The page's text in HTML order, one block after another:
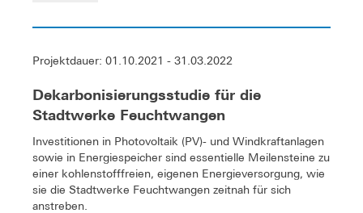
Projektdauer: 01.10.2021 - 31.03.2022
Dekarbonisierungsstudie für die
Stadtwerke Feuchtwangen
Investitionen in Photovoltaik (PV)- und Windkraftanlagen
sowie in Energiespeicher sind essentielle Meilensteine zu
einer kohlenstofffreien, eigenen Energieversorgung, wie
sie die Stadtwerke Feuchtwangen zeitnah für sich
anstreben.